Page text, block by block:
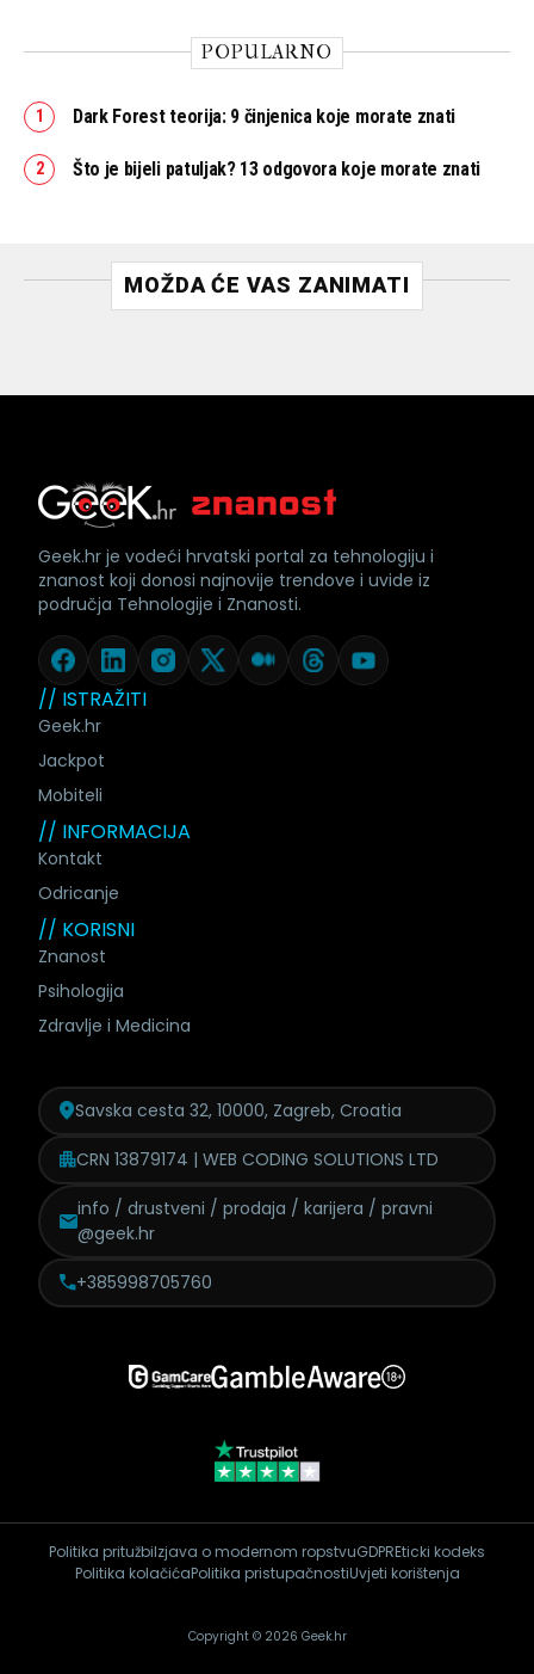
POPULARNO
Dark Forest teorija: 9 činjenica koje morate znati
Što je bijeli patuljak? 13 odgovora koje morate znati
MOŽDA ĆE VAS ZANIMATI
// ISTRAŽITI
Geek.hr
Jackpot
Mobiteli
// INFORMACIJA
Kontakt
Odricanje
// KORISNI
Znanost
Psihologija
Zdravlje i Medicina
Geek.hr je vodeći hrvatski portal za tehnologiju i
znanost koji donosi najnovije trendove i uvide iz
područja Tehnologije i Znanosti.
Savska cesta 32, 10000, Zagreb, Croatia
CRN 13879174 | WEB CODING SOLUTIONS LTD
info / drustveni / prodaja / karijera / pravni
@geek.hr
+385998705760
Politika pritužbiIzjava o modernom ropstvuGDPREticki kodeks
Politika kolačićaPolitika pristupačnostiUvjeti korištenja
Copyright © 2026 Geek.hr